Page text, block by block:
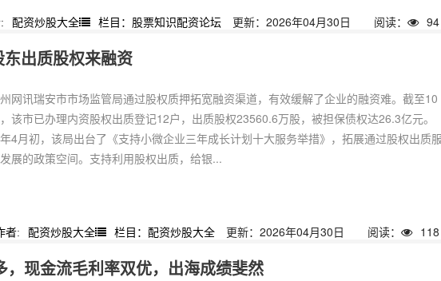
配资炒股大全 栏目：股票知识配资论坛 更新：2026年04月30日 阅读： 94
出质股权来融资
网讯瑞安市市场监管局通过股权质押拓宽融资渠道，有效缓解了企业的融资难。截至10
该市已办理内资股权出质登记12户，出质股权23560.6万股，被担保债权达26.3亿元。
4月初，该局出台了《支持小微企业三年成长计划十大服务举措》，拓展通过股权出质
展的政策空间。支持利用股权出质，给银...
者: 配资炒股大全 栏目：配资炒股大全 更新：2026年04月30日 阅读： 118
现金流毛利率双优，出海成绩斐然